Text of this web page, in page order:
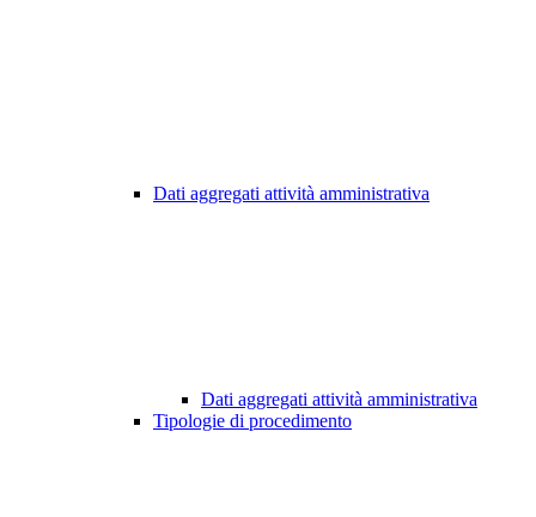
Dati aggregati attività amministrativa
Dati aggregati attività amministrativa
Tipologie di procedimento